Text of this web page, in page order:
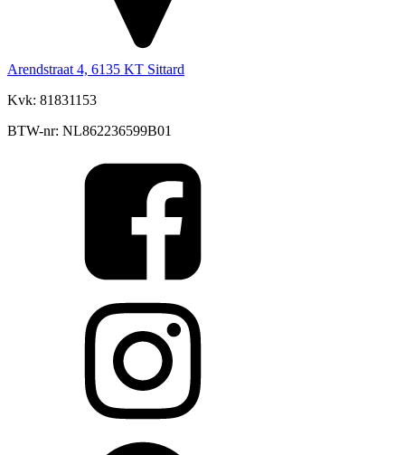
Arendstraat 4, 6135 KT Sittard
Kvk: 81831153
BTW-nr: NL862236599B01